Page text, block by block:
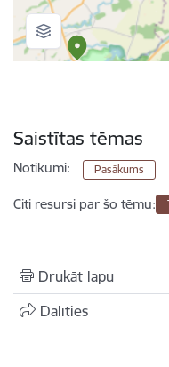
Saistītas tēmas
Notikumi: Pasākums
Citi resursi par šo tēmu:
Drukāt lapu
Dalīties